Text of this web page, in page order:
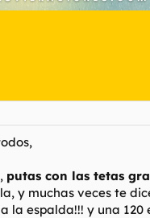
putas con las tetas
y muchas veces te
la espalda!!! y una